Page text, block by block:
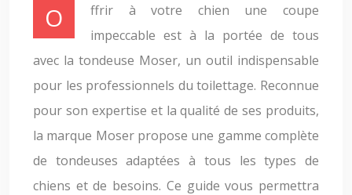
Offrir à votre chien une coupe
impeccable est à la portée de tous
avec la tondeuse Moser, un outil indispensable
pour les professionnels du toilettage. Reconnue
pour son expertise et la qualité de ses produits,
la marque Moser propose une gamme complète
de tondeuses adaptées à tous les types de
chiens et de besoins. Ce guide vous permettra